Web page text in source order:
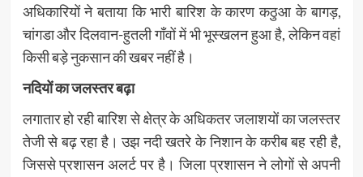
अधिकारियों ने बताया कि भारी बारिश के कारण कठुआ के बागड़,
चांगडा और दिलवान-हुतली गाँवों में भी भूस्खलन हुआ है, लेकिन वहां
किसी बड़े नुकसान की खबर नहीं है।
नदियों का जलस्तर बढ़ा
लगातार हो रही बारिश से क्षेत्र के अधिकतर जलाशयों का जलस्तर
तेजी से बढ़ रहा है। उझ नदी खतरे के निशान के करीब बह रही है,
जिससे प्रशासन अलर्ट पर है। जिला प्रशासन ने लोगों से अपनी